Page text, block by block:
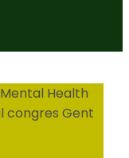
Health
congres Gent